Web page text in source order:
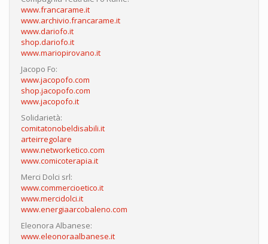
www.francarame.it
www.archivio.francarame.it
www.dariofo.it
shop.dariofo.it
www.mariopirovano.it
Jacopo Fo:
www.jacopofo.com
shop.jacopofo.com
www.jacopofo.it
Solidarietà:
comitatonobeldisabili.it
arteirregolare
www.networketico.com
www.comicoterapia.it
Merci Dolci srl:
www.commercioetico.it
www.mercidolci.it
www.energiaarcobaleno.com
Eleonora Albanese:
www.eleonoraalbanese.it